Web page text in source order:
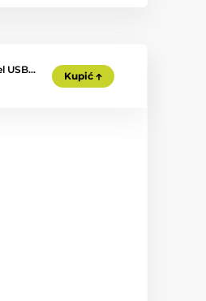
USB…
Kupić